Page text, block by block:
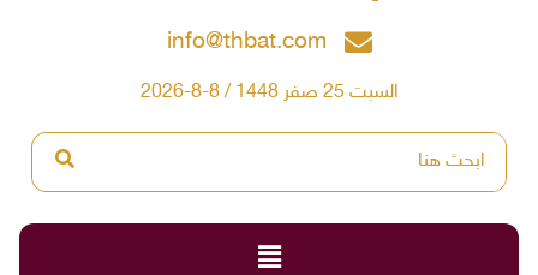
info@thbat.com
السبت 25 صفر 1448 / 8-8-2026